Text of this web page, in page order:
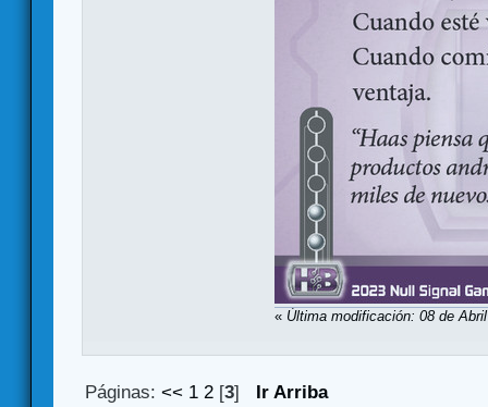
« Última modificación: 08 de
Páginas:<< 1 2 [3] Ir Arriba